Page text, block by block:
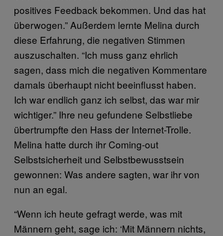
positives Feedback bekommen. Und das hat
überwogen.” Außerdem lernte Melina durch
diese Erfahrung, die negativen Stimmen
auszuschalten. “Ich muss ganz ehrlich
sagen, dass mich die negativen Kommentare
damals überhaupt nicht beeinflusst haben.
Ich war endlich ganz ich selbst, das war mir
wichtiger.” Ihre neu gefundene Selbstliebe
übertrumpfte den Hass der Internet-Trolle.
Melina hatte durch ihr Coming-out
Selbstsicherheit und Selbstbewusstsein
gewonnen: Was andere sagten, war ihr von
nun an egal.
“Wenn ich heute gefragt werde, was mit
Männern geht, sage ich: ‘Mit Männern nichts,